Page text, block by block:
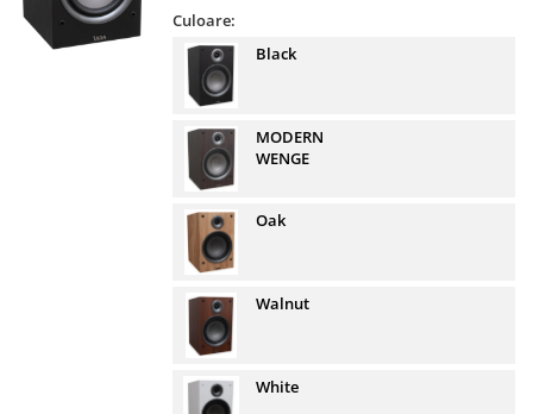
Culoare:
Black
MODERN
WENGE
Oak
Walnut
White